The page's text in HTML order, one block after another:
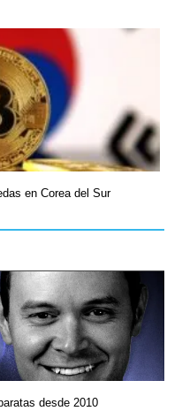
en Corea del Sur
desde 2010